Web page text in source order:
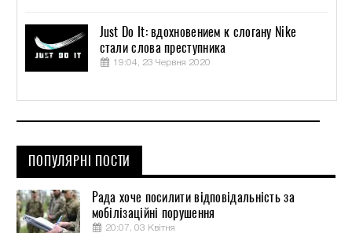
Just Do It: вдохновением к слогану Nike
стали слова преступника
19:04, 23 Червня 2020
ПОПУЛЯРНІ ПОСТИ
Рада хоче посилити відповідальність за
мобілізаційні порушення
20:07, 03 Квітня